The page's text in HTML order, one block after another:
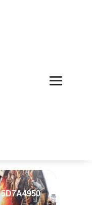
5D7A4950